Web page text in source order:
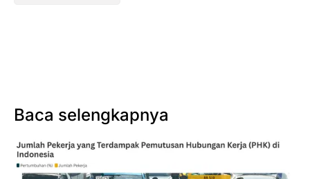
Baca selengkapnya